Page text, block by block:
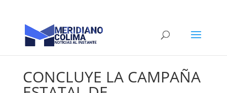
CONCLUYE LA CAMPAÑA